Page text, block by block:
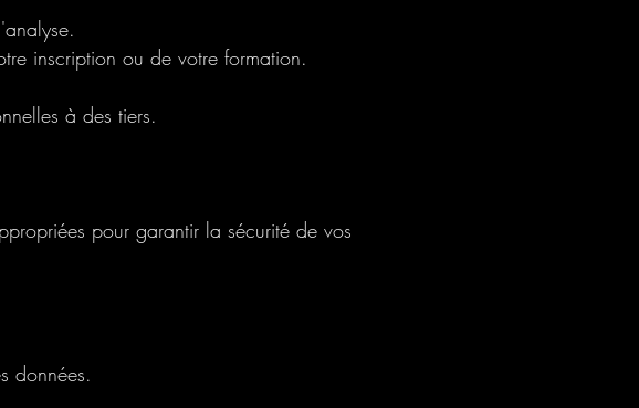
inscription ou de votre formation.
à des tiers.
pour garantir la sécurité de vos
données.